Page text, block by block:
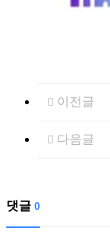
이전글
다음글
댓글 0